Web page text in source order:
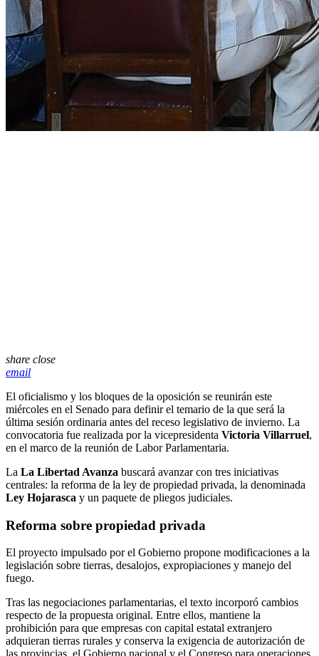
share close
email
El oficialismo y los bloques de la oposición se reunirán este
miércoles en el Senado para definir el temario de la que será la
última sesión ordinaria antes del receso legislativo de invierno. La
convocatoria fue realizada por la vicepresidenta Victoria Villarruel,
en el marco de la reunión de Labor Parlamentaria.
La La Libertad Avanza buscará avanzar con tres iniciativas
centrales: la reforma de la ley de propiedad privada, la denominada
Ley Hojarasca y un paquete de pliegos judiciales.
Reforma sobre propiedad privada
El proyecto impulsado por el Gobierno propone modificaciones a la
legislación sobre tierras, desalojos, expropiaciones y manejo del
fuego.
Tras las negociaciones parlamentarias, el texto incorporó cambios
respecto de la propuesta original. Entre ellos, mantiene la
prohibición para que empresas con capital estatal extranjero
adquieran tierras rurales y conserva la exigencia de autorización de